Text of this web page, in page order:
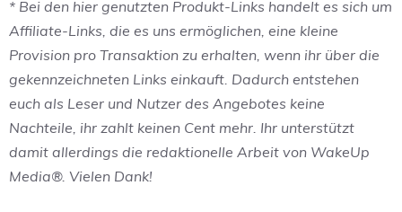
* Bei den hier genutzten Produkt-Links handelt es sich um
Affiliate-Links, die es uns ermöglichen, eine kleine
Provision pro Transaktion zu erhalten, wenn ihr über die
gekennzeichneten Links einkauft. Dadurch entstehen
euch als Leser und Nutzer des Angebotes keine
Nachteile, ihr zahlt keinen Cent mehr. Ihr unterstützt
damit allerdings die redaktionelle Arbeit von WakeUp
Media®. Vielen Dank!